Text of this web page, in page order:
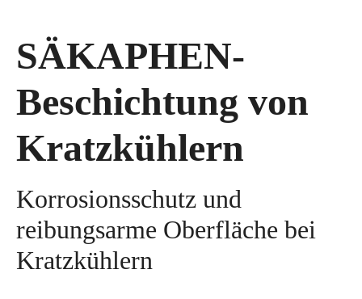
SÄKAPHEN-
Beschichtung von
Kratzkühlern
Korrosionsschutz und
reibungsarme Oberfläche bei
Kratzkühlern